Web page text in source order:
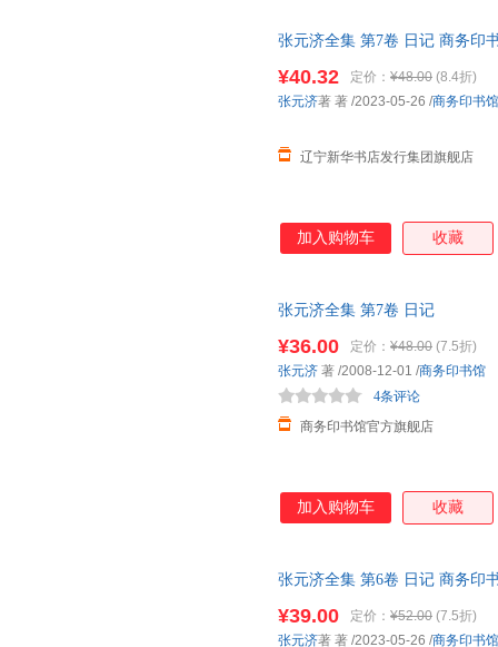
张元济全集 第7卷 日记 商务印
¥40.32 定价： ¥48.00 (8.4折)
辽宁新华书店发行集团旗舰店
张元济著 著 /2023-05-26 /商务印书馆
加入购物车 收藏
张元济全集 第7卷 日记
¥36.00 定价： ¥48.00 (7.5折)
商务印书馆官方旗舰店
4条评论
张元济 著 /2008-12-01 /商务印书馆
加入购物车 收藏
张元济全集 第6卷 日记 商务印
¥39.00 定价： ¥52.00 (7.5折)
张元济著 著 /2023-05-26 /商务印书馆